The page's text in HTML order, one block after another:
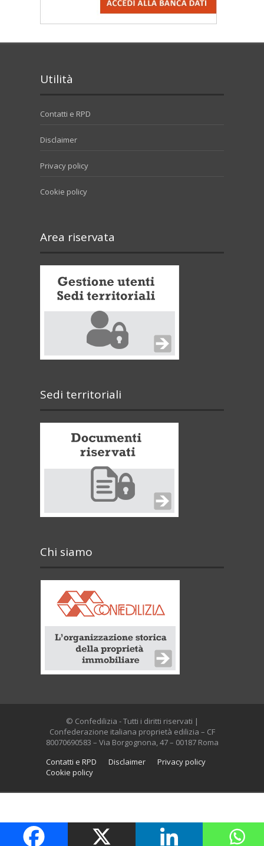
Utilità
Contatti e RPD
Disclaimer
Privacy policy
Cookie policy
Area riservata
Sedi territoriali
Chi siamo
© Confedilizia - Tutti i diritti riservati |
Confederazione italiana proprietà edilizia – CF
80070690583 – Via Borgognona, 47 – 00187 Roma
Contatti e RPD
Disclaimer
Privacy policy
Cookie policy